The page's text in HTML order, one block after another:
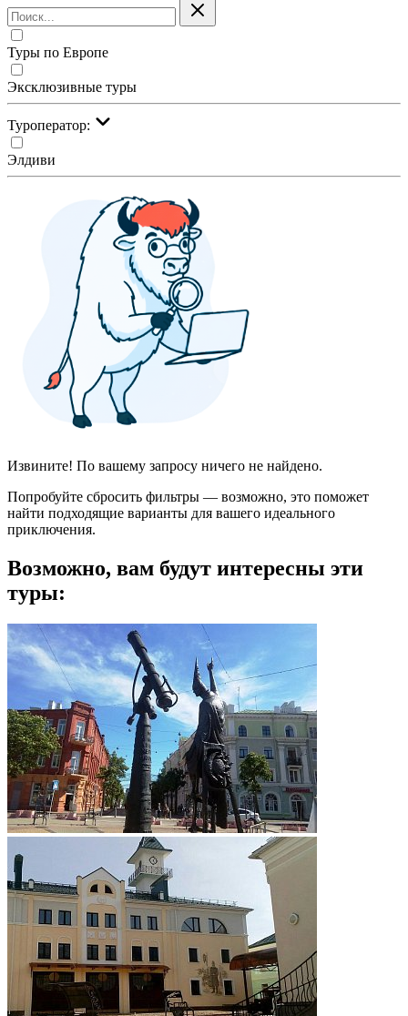
Туры по Европе
Эксклюзивные туры
Туроператор:
Элдиви
Извините! По вашему запросу ничего не найдено.
Попробуйте сбросить фильтры — возможно, это поможет
найти подходящие варианты для вашего идеального
приключения.
Возможно, вам будут интересны эти
туры: